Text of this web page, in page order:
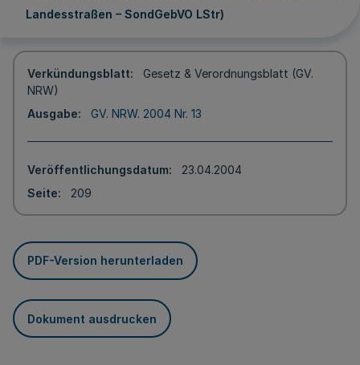
Landesstraßen – SondGebVO LStr)
Verkündungsblatt
Gesetz & Verordnungsblatt (GV.
NRW)
Ausgabe
GV. NRW. 2004 Nr. 13
Veröffentlichungsdatum
23.04.2004
Seite
209
PDF-Version herunterladen
Dokument ausdrucken